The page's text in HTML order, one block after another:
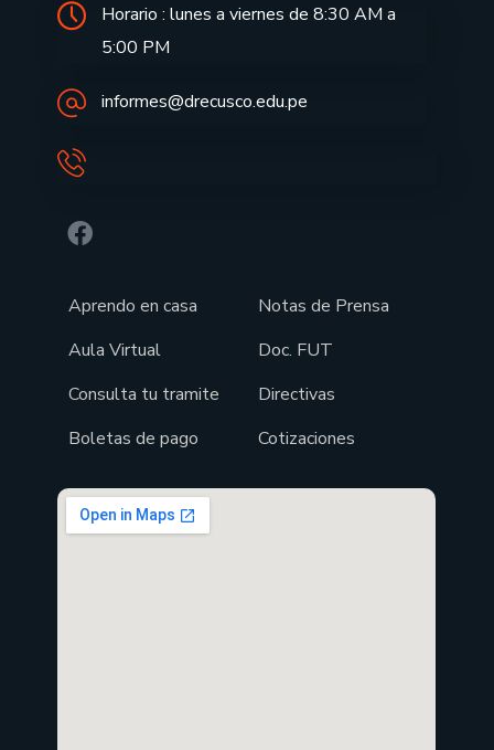
Horario : lunes a viernes de 8:30 AM a
5:00 PM
informes@drecusco.edu.pe
Aprendo en casa
Aula Virtual
Consulta tu tramite
Boletas de pago
Notas de Prensa
Doc. FUT
Directivas
Cotizaciones